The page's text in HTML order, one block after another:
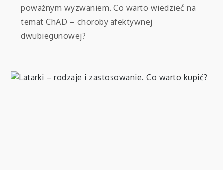
poważnym wyzwaniem. Co warto wiedzieć na
temat ChAD – choroby afektywnej
dwubiegunowej?